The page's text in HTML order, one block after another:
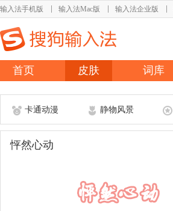
输入法手机版 输入法Mac版 输入法企业版
首页 皮肤 词库
卡通动漫 静物风景
怦然心动